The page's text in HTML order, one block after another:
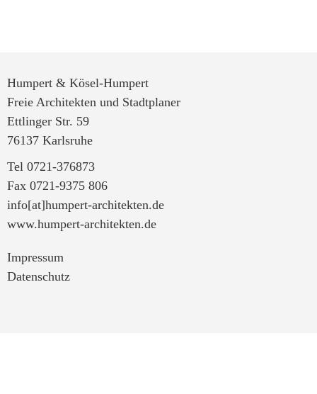
Humpert & Kösel-Humpert
Freie Architekten und Stadtplaner
Ettlinger Str. 59
76137 Karlsruhe
Tel 0721-376873
Fax 0721-9375 806
info[at]humpert-architekten.de
www.humpert-architekten.de
Impressum
Datenschutz